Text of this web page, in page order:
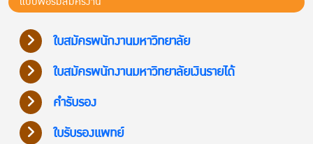
ใบสมัครพนักงานมหาวิทยาลัย
ใบสมัครพนักงานมหาวิทยาลัยเงินรายได้
คำรับรอง
ใบรับรองแพทย์